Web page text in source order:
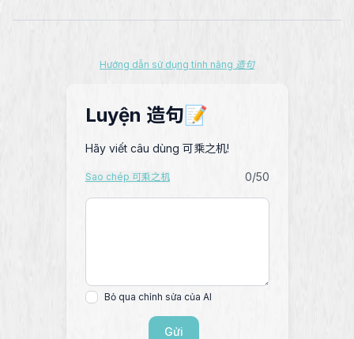
Hướng dẫn sử dụng tính năng 造句
Luyện 造句📝
Hãy viết câu dùng 可乘之机!
Sao chép 可乘之机 0/50
Bỏ qua chỉnh sửa của AI
Gửi